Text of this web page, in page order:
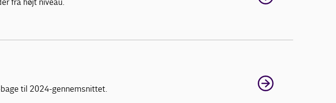
fra højt niveau.
til 2024-gennemsnittet.